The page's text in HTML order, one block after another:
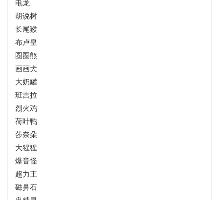
电龙
胡说树
长尾猴
布卢皇
圈圈熊
画画犬
大奶罐
班吉拉
烈火鸡
荷叶鸭
莎奈朵
大猩猩
爆音怪
超力王
磁鼻石